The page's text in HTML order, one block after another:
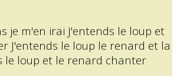
je m'en irai J'entends le loup et
J'entends le loup le renard et la
le loup et le renard chanter